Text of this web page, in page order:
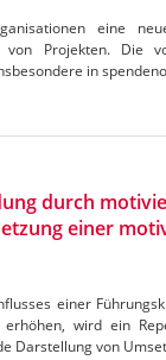
eine
von Projekten. Die
in
durch
einer
einer
wird ein
Darstellung von